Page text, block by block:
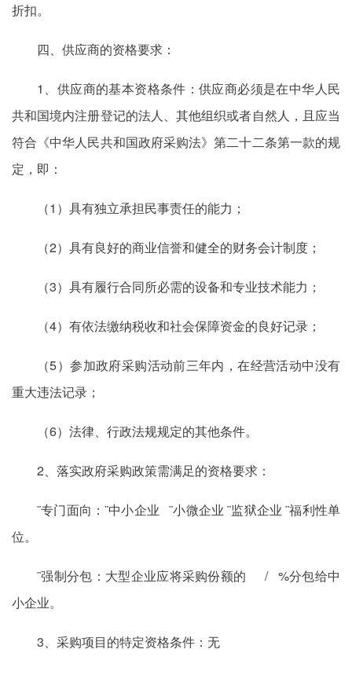
折扣。
四、供应商的资格要求：
1、供应商的基本资格条件：供应商必须是在中华人民
共和国境内注册登记的法人、其他组织或者自然人，且应当
符合《中华人民共和国政府采购法》第二十二条第一款的规
定，即：
（1）具有独立承担民事责任的能力；
（2）具有良好的商业信誉和健全的财务会计制度；
（3）具有履行合同所必需的设备和专业技术能力；
（4）有依法缴纳税收和社会保障资金的良好记录；
（5）参加政府采购活动前三年内，在经营活动中没有
重大违法记录；
（6）法律、行政法规规定的其他条件。
2、落实政府采购政策需满足的资格要求：
¨专门面向：¨中小企业 ¨小微企业 ¨监狱企业 ¨福利性单
位。
¨强制分包：大型企业应将采购份额的 / %分包给中
小企业。
3、采购项目的特定资格条件：无